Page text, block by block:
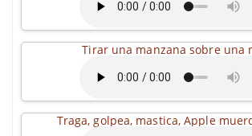
Tirar una manzana sobre una
Traga, golpea, mastica, Apple